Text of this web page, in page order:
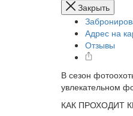
Закрыть
Адрес на
Отзывы
В сезон
увлекательном
КАК ПРОХОДИТ